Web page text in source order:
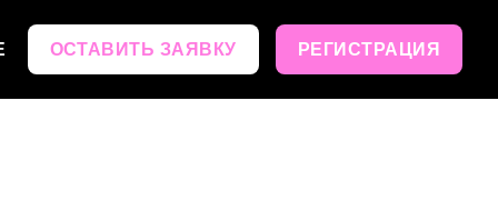
ОСТАВИТЬ ЗАЯВКУ РЕГИСТРАЦИЯ